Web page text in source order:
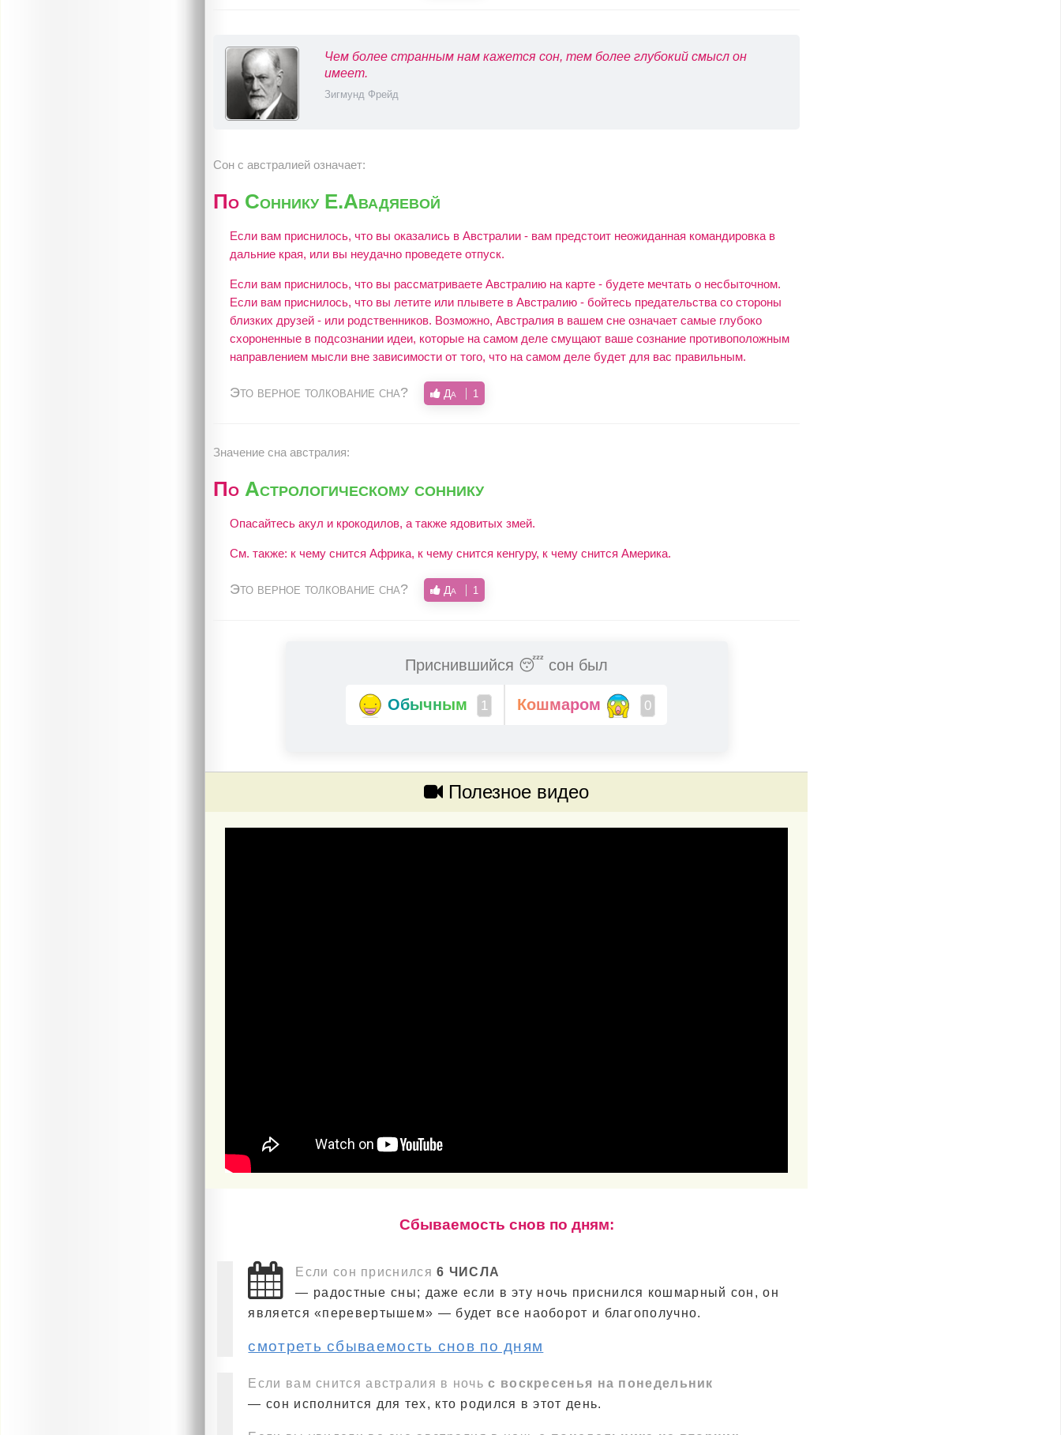
Чем более странным нам кажется сон, тем более глубокий смысл он
имеет.
Зигмунд Фрейд
Сон с австралией означает:
По Соннику Е.Авадяевой
Если вам приснилось, что вы оказались в Австралии - вам предстоит неожиданная командировка в
дальние края, или вы неудачно проведете отпуск.
Если вам приснилось, что вы рассматриваете Австралию на карте - будете мечтать о несбыточном.
Если вам приснилось, что вы летите или плывете в Австралию - бойтесь предательства со стороны
близких друзей - или родственников. Возможно, Австралия в вашем сне означает самые глубоко
схороненные в подсознании идеи, которые на самом деле смущают ваше сознание противоположным
направлением мысли вне зависимости от того, что на самом деле будет для вас правильным.
Это верное толкование сна? Да 1
Значение сна австралия:
По Астрологическому соннику
Опасайтесь акул и крокодилов, а также ядовитых змей.
См. также: к чему снится Африка, к чему снится кенгуру, к чему снится Америка.
Это верное толкование сна? Да 1
Приснившийся 😴 сон был
Обычным 1 Кошмаром 0
Полезное видео
Cбываемость снов по дням:
Если сон приснился 6 ЧИСЛА
— радостные сны; даже если в эту ночь приснился кошмарный сон, он
является «перевертышем» — будет все наоборот и благополучно.
смотреть сбываемость снов по дням
Если вам снится австралия в ночьс воскресенья на понедельник
— сон исполнится для тех, кто родился в этот день.